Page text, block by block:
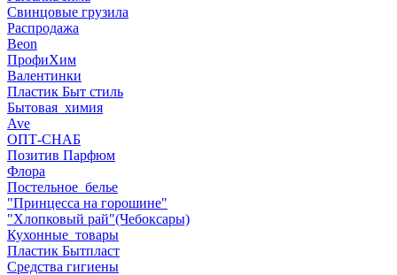
Свинцовые грузила
Распродажа
Beon
ПрофиХим
Валентинки
Пластик Быт стиль
Бытовая_химия
Ave
ОПТ-СНАБ
Позитив Парфюм
Флора
Постельное_белье
"Принцесса на горошине"
"Хлопковый рай"(Чебоксары)
Кухонные_товары
Пластик Бытпласт
Средства гигиены